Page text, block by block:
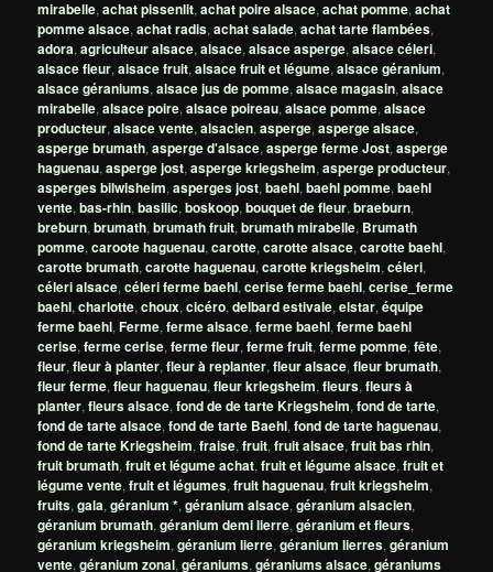
mirabelle,achat pissenlit,achat poire alsace,achat pomme,achat
pomme alsace,achat radis,achat salade,achat tarte flambées,
adora,agriculteur alsace,alsace,alsace asperge,alsace céleri,
alsace fleur,alsace fruit,alsace fruit et légume,alsace géranium,
alsace géraniums,alsace jus de pomme,alsace magasin,alsace
mirabelle,alsace poire,alsace poireau,alsace pomme,alsace
producteur,alsace vente,alsacien,asperge,asperge alsace,
asperge brumath,asperge d'alsace,asperge ferme Jost,asperge
haguenau,asperge jost,asperge kriegsheim,asperge producteur,
asperges bilwisheim,asperges jost,baehl,baehl pomme,baehl
vente,bas-rhin,basilic,boskoop,bouquet de fleur,braeburn,
breburn,brumath,brumath fruit,brumath mirabelle, Brumath
pomme,caroote haguenau,carotte,carotte alsace,carotte baehl,
carotte brumath,carotte haguenau,carotte kriegsheim,céleri,
céleri alsace,céleri ferme baehl,cerise ferme baehl,cerise_ferme
baehl,charlotte,choux,cicéro,delbard estivale,elstar,équipe
ferme baehl,Ferme,ferme alsace,ferme baehl,ferme baehl
cerise,ferme cerise,ferme fleur,ferme fruit,ferme pomme,fête,
fleur,fleur à planter,fleur à replanter,fleur alsace,fleur brumath,
fleur ferme,fleur haguenau,fleur kriegsheim,fleurs,fleurs à
planter,fleurs alsace,fond de de tarte Kriegsheim,fond de tarte,
fond de tarte alsace,fond de tarte Baehl,fond de tarte haguenau,
fond de tarte Kriegsheim,fraise,fruit,fruit alsace,fruit bas rhin,
fruit brumath,fruit et légume achat,fruit et légume alsace,fruit et
légume vente,fruit et légumes,fruit haguenau,fruit kriegsheim,
fruits,gala,géranium *,géranium alsace,géranium alsacien,
géranium brumath,géranium demi lierre,géranium et fleurs,
géranium kriegsheim,géranium lierre,géranium lierres,géranium
vente,géranium zonal,géraniums,géraniums alsace,géraniums